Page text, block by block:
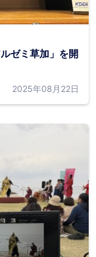
ゼミ草加」を開
2025年08月22日